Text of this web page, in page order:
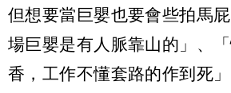
但想要當巨嬰也要會些拍馬
場巨嬰是有人脈靠山的」、
香，工作不懂套路的作到死